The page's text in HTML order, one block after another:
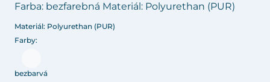
Farba: bezfarebná Materiál: Polyurethan (PUR)
Materiál: Polyurethan (PUR)
Farby:
bezbarvá